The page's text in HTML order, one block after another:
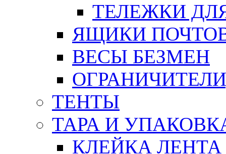
ТЕЛЕЖКИ
ЯЩИКИ
ВЕСЫ БЕЗМЕН
ТЕНТЫ
ТАРА И
КЛЕЙКА